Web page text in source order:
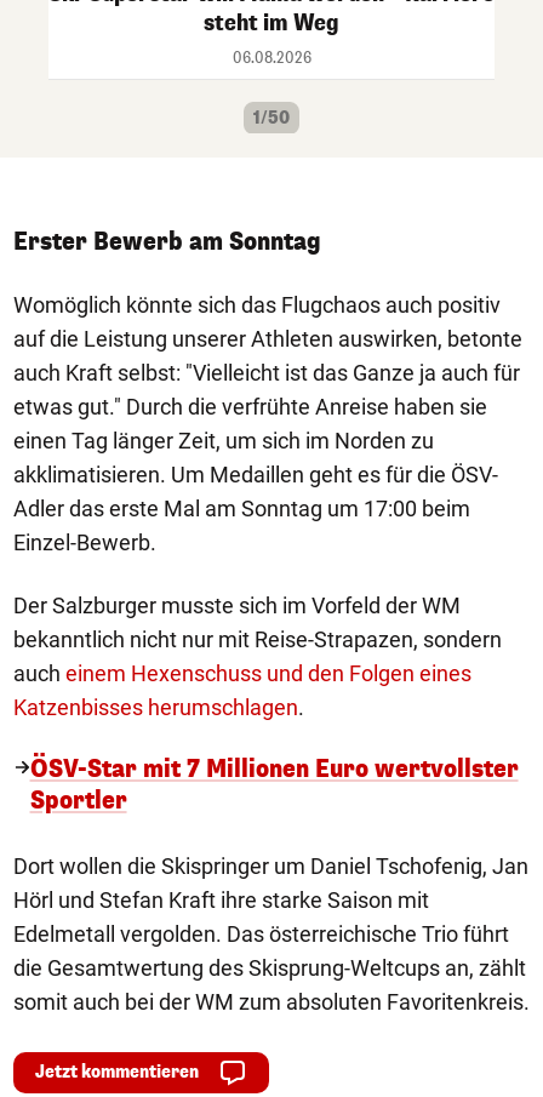
steht im Weg
06.08.2026
1/50
Erster Bewerb am Sonntag
Womöglich könnte sich das Flugchaos auch positiv
auf die Leistung unserer Athleten auswirken, betonte
auch Kraft selbst: "Vielleicht ist das Ganze ja auch für
etwas gut." Durch die verfrühte Anreise haben sie
einen Tag länger Zeit, um sich im Norden zu
akklimatisieren. Um Medaillen geht es für die ÖSV-
Adler das erste Mal am Sonntag um 17:00 beim
Einzel-Bewerb.
Der Salzburger musste sich im Vorfeld der WM
bekanntlich nicht nur mit Reise-Strapazen, sondern
auch einem Hexenschuss und den Folgen eines
Katzenbisses herumschlagen.
ÖSV-Star mit 7 Millionen Euro wertvollster
Sportler
Dort wollen die Skispringer um Daniel Tschofenig, Jan
Hörl und Stefan Kraft ihre starke Saison mit
Edelmetall vergolden. Das österreichische Trio führt
die Gesamtwertung des Skisprung-Weltcups an, zählt
somit auch bei der WM zum absoluten Favoritenkreis.
Jetzt kommentieren